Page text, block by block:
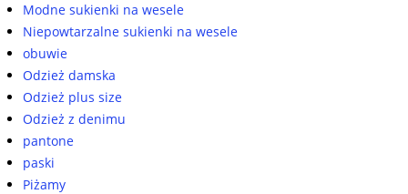
Modne sukienki na wesele
Niepowtarzalne sukienki na wesele
obuwie
Odzież damska
Odzież plus size
Odzież z denimu
pantone
paski
Piżamy